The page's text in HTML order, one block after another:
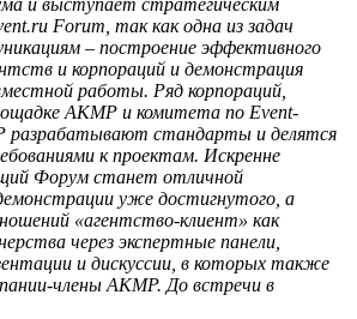
и выступает стратегическим
Forum, так как одна из задач
– построение эффективного
и корпораций и демонстрация
работы. Ряд корпораций,
АКМР и комитета по Event-
стандарты и делятся
к проектам. Искренне
Форум станет отличной
уже достигнутого, а
«агентство-клиент» как
через экспертные панели,
и дискуссии, в которых также
члены АКМР. До встречи в